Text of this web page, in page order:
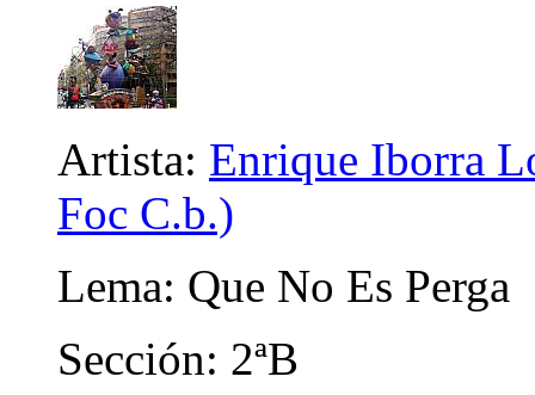
Artista: Enrique Iborra
Foc C.b.)
Lema: Que No Es Perga
Sección: 2ªB